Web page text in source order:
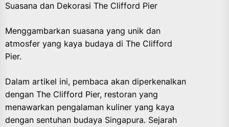
Suasana dan Dekorasi The Clifford Pier
Menggambarkan suasana yang unik dan
atmosfer yang kaya budaya di The Clifford
Pier.
Dalam artikel ini, pembaca akan diperkenalkan
dengan The Clifford Pier, restoran yang
menawarkan pengalaman kuliner yang kaya
dengan sentuhan budaya Singapura. Sejarah